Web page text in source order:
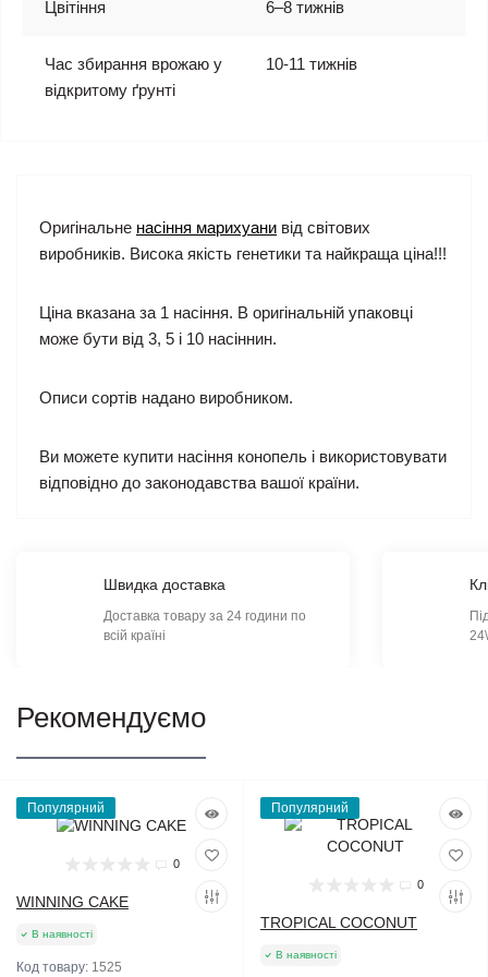
Цвітіння 6–8 тижнів
Час збирання врожаю у
відкритому ґрунті
10-11 тижнів
Оригінальне насіння марихуани від світових
виробників. Висока якість генетики та найкраща ціна!!!
Ціна вказана за 1 насіння. В оригінальній упаковці
може бути від 3, 5 і 10 насіннин.
Описи сортів надано виробником.
Ви можете купити насіння конопель і використовувати
відповідно до законодавства вашої країни.
Швидка доставка
Доставка товару за 24 години по
всій країні
Рекомендуємо
Популярний
0
WINNING CAKE
В наявності
Код товару: 1525
Популярний
0
TROPICAL COCONUT
В наявності